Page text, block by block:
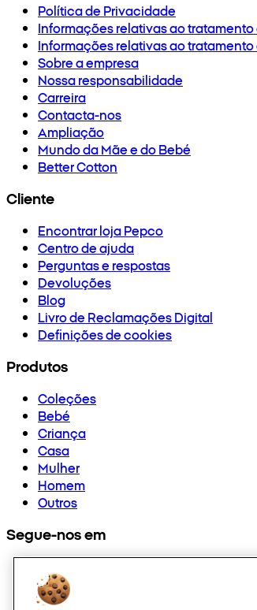
Política de Privacidade
Informações relativas ao
Informações relativas ao
Sobre a empresa
Nossa responsabilidade
Carreira
Contacta-nos
Ampliação
Mundo da Mãe e do Bebé
Better Cotton
Cliente
Encontrar loja Pepco
Centro de ajuda
Perguntas e respostas
Devoluções
Blog
Livro de Reclamações Digital
Definições de cookies
Produtos
Coleções
Bebé
Criança
Casa
Mulher
Homem
Outros
Segue-nos em